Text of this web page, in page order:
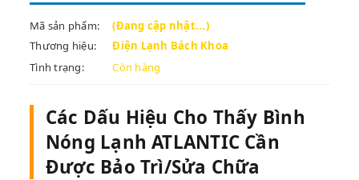
Mã sản phẩm:
(Đang cập nhật...)
Thương hiệu:
Điện Lạnh Bách Khoa
Tình trạng:
Còn hàng
Các Dấu Hiệu Cho Thấy Bình
Nóng Lạnh ATLANTIC Cần
Được Bảo Trì/Sửa Chữa